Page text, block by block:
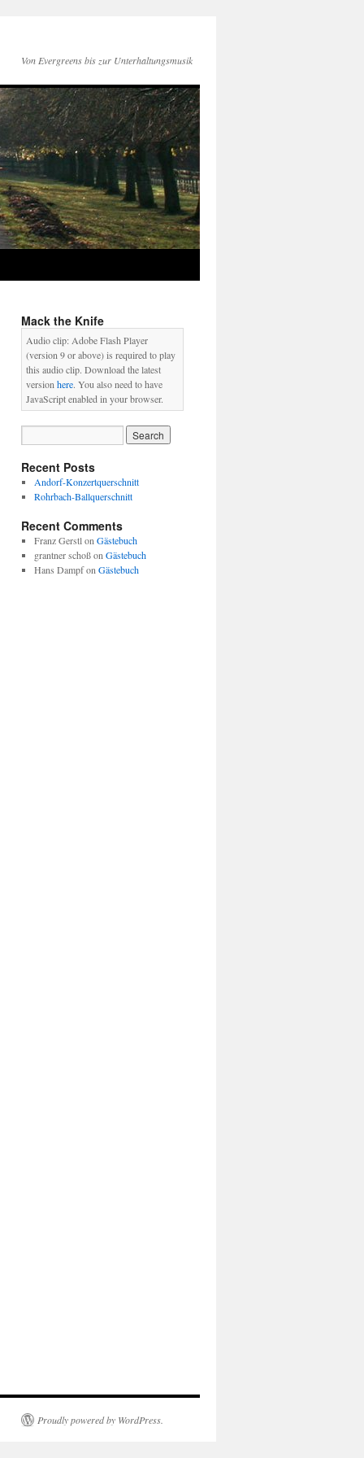
Von Evergreens bis zur Unterhaltungsmusik
Mack the Knife
Audio clip: Adobe Flash Player
(version 9 or above) is required to play
this audio clip. Download the latest
version here. You also need to have
JavaScript enabled in your browser.
Recent Posts
Andorf-Konzertquerschnitt
Rohrbach-Ballquerschnitt
Recent Comments
Franz Gerstlon Gästebuch
grantner schoßon Gästebuch
Hans Dampfon Gästebuch
Proudly powered by WordPress.